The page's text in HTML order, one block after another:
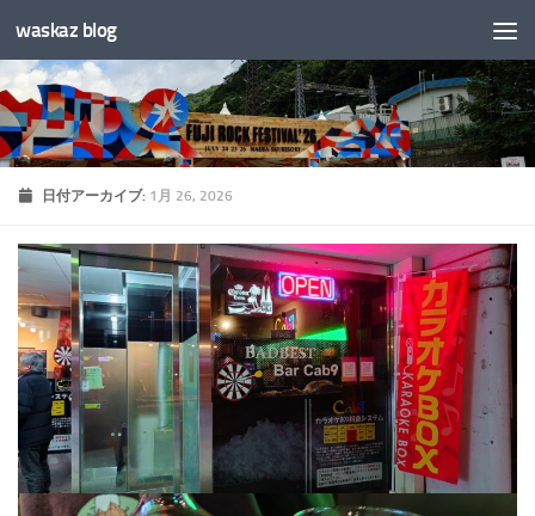
コンテンツへスキップ
waskaz blog
日付アーカイブ: 1月 26, 2026